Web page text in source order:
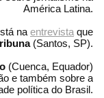
América Latina.
na entrevista que
(Santos, SP).
(Cuenca, Equador)
e também sobre a
política do Brasil.